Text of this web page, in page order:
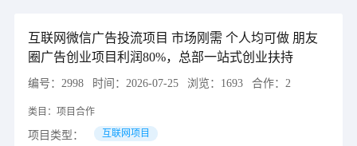
互联网微信广告投流项目 市场刚需 个人均可做 朋友
圈广告创业项目利润80%，总部一站式创业扶持
编号： 2998 时间： 2026-07-25 浏览： 1693 合作： 2
类目： 项目合作
项目类型： 互联网项目